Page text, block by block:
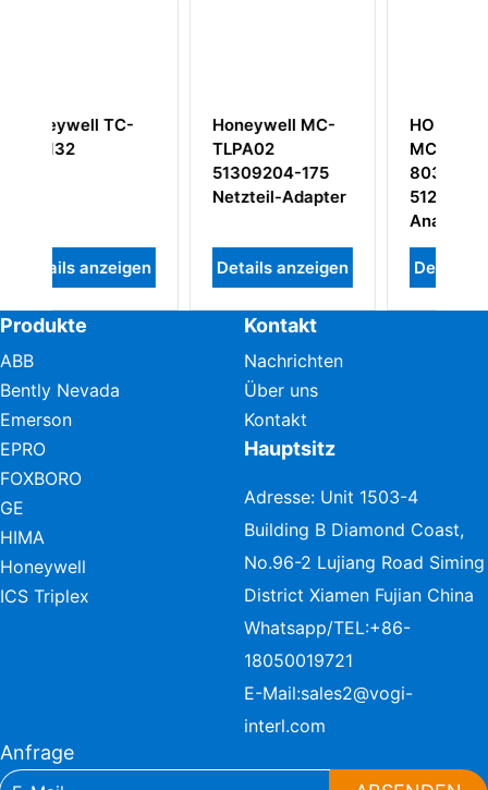
MC-
anzeigen
HONEYWELL
MC-TAOY22
80366481-175
51204172-175
Module
Details anzeigen
Honeywell
80363972-150
MC-PDIY22
Digitaler Eingang
Prozessor
Details anzeigen
Produkte
ABB
Bently Nevada
Emerson
EPRO
FOXBORO
GE
HIMA
Honeywell
ICS Triplex
Kontakt
Nachrichten
Über uns
Kontakt
Hauptsitz
Adresse: Unit 1503-4
Building B Diamond Coast,
No.96-2 Lujiang Road Siming
District Xiamen Fujian China
Whatsapp/TEL:+86-
18050019721
E-Mail:sales2@vogi-
interl.com
Anfrage